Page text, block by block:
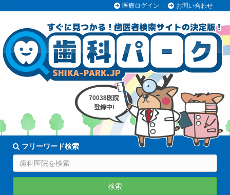
医療ログイン お問い合わせ
70038医院
登録中!
フリーワード検索
検索